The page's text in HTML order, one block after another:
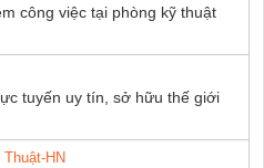
công việc tại phòng kỹ thuật
tuyến uy tín, sở hữu thế giới
HN